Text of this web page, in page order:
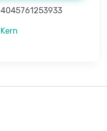
4045761253933
Kern